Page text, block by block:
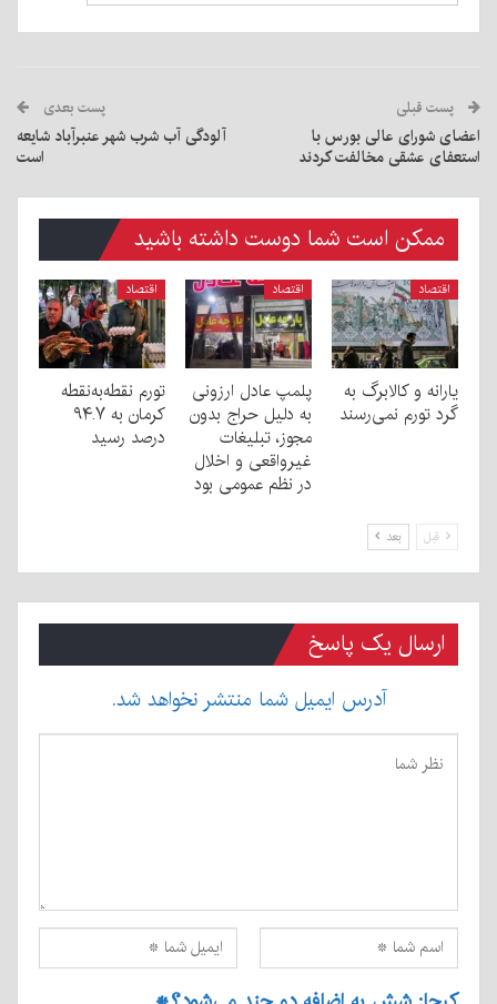
پست قبلی
اعضای شورای عالی بورس با
استعفای عشقی مخالفت کردند
پست بعدی
آلودگی آب شرب شهر عنبرآباد شایعه
است
ممکن است شما دوست داشته باشید
اقتصاد
یارانه و کالابرگ به
گرد تورم نمی‌رسند
اقتصاد
پلمپ عادل ارزونی
به دليل حراج بدون
مجوز، تبليغات
غیرواقعی و اخلال
در نظم عمومی بود
اقتصاد
تورم نقطه‌به‌نقطه
کرمان به ۹۴.۷
درصد رسید
قبل بعد
ارسال یک پاسخ
آدرس ایمیل شما منتشر نخواهد شد.